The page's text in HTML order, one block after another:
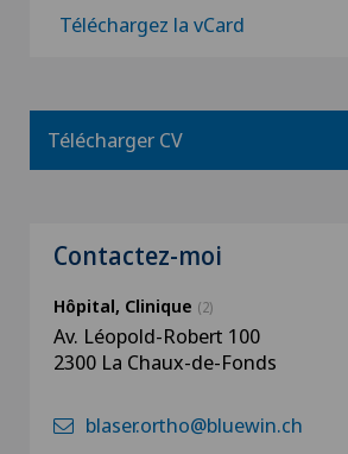
Téléchargez la vCard
Télécharger CV
Contactez-moi
Hôpital, Clinique (2)
Av. Léopold-Robert 100
2300 La Chaux-de-Fonds
blaser.ortho@bluewin.ch